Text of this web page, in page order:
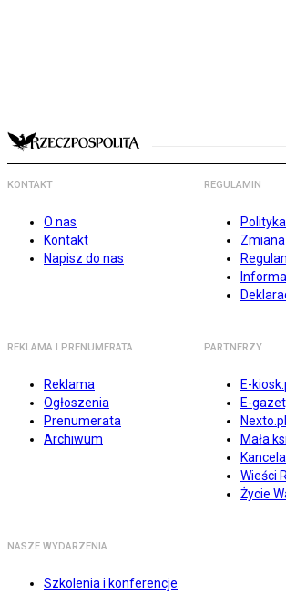
KONTAKT
O nas
Kontakt
Napisz do nas
REGULAMIN
REKLAMA I PRENUMERATA
Reklama
Ogłoszenia
Prenumerata
Archiwum
PARTNERZY
E-
E-
Nexto.pl
Mała
Wieści
Życie
NASZE WYDARZENIA
Szkolenia i konferencje